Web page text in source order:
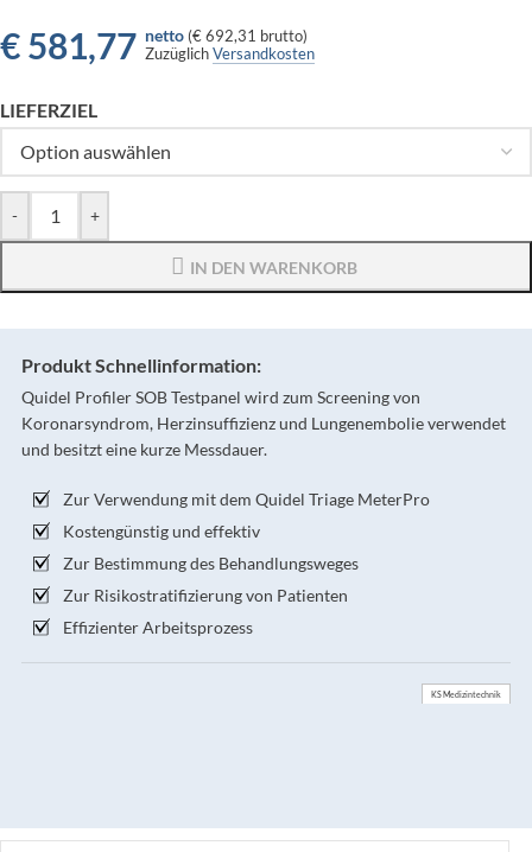
€581,77 netto (€ 692,31 brutto)
ZuzüglichVersandkosten
LIEFERZIEL
- +
IN DEN WARENKORB
Produkt Schnellinformation:
Quidel Profiler SOB Testpanel wird zum Screening von
Koronarsyndrom, Herzinsuffizienz und Lungenembolie verwendet
und besitzt eine kurze Messdauer.
Zur Verwendung mit dem Quidel Triage MeterPro
Kostengünstig und effektiv
Zur Bestimmung des Behandlungsweges
Zur Risikostratifizierung von Patienten
Effizienter Arbeitsprozess
KS Medizintechnik